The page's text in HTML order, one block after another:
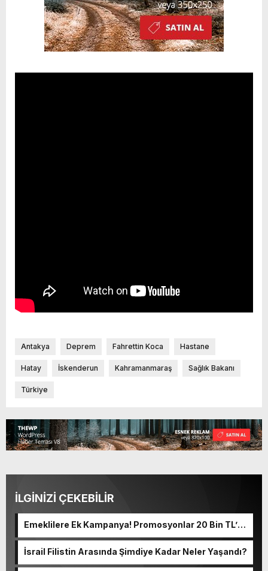
Antakya Deprem Fahrettin Koca Hastane
Hatay İskenderun Kahramanmaraş Sağlık Bakanı
Türkiye
İLGİNİZİ ÇEKEBİLİR
Emeklilere Ek Kampanya! Promosyonlar 20 Bin TL’ye
İsrail Filistin Arasında Şimdiye Kadar Neler Yaşandı?